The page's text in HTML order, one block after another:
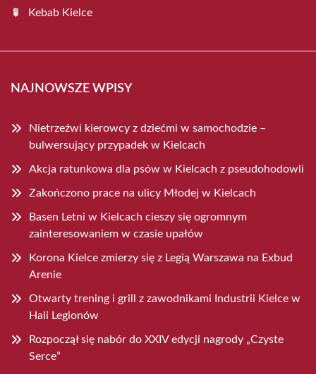
Kebab Kielce
NAJNOWSZE WPISY
Nietrzeźwi kierowcy z dziećmi w samochodzie –
bulwersujący przypadek w Kielcach
Akcja ratunkowa dla psów w Kielcach z pseudohodowli
Zakończono prace na ulicy Młodej w Kielcach
Basen Letni w Kielcach cieszy się ogromnym
zainteresowaniem w czasie upałów
Korona Kielce zmierzy się z Legią Warszawa na Exbud
Arenie
Otwarty trening i grill z zawodnikami Industrii Kielce w
Hali Legionów
Rozpoczął się nabór do XXIV edycji nagrody „Czyste
Serce”